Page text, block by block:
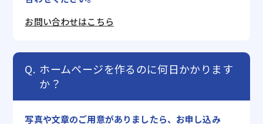
お問い合わせはこちら
ホームページを作るのに何日かかります
か？
写真や文章のご用意がありましたら、お申し込み